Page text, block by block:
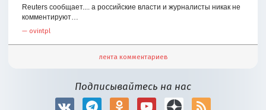
Reuters сообщает.... а российские власти и журналисты никак не
комментируют…
— ovintpl
лента комментариев
Подписывайтесь на нас